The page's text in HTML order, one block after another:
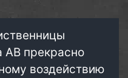
АВ прекрасно
воздействию